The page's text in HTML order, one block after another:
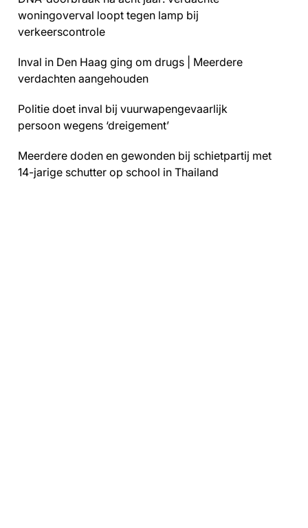
woningoverval loopt tegen lamp bij
verkeerscontrole
Inval in Den Haag ging om drugs | Meerdere
verdachten aangehouden
Politie doet inval bij vuurwapengevaarlijk
persoon wegens ‘dreigement’
Meerdere doden en gewonden bij schietpartij met
14-jarige schutter op school in Thailand